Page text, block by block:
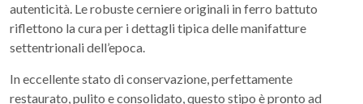
autenticità. Le robuste cerniere originali in ferro battuto
riflettono la cura per i dettagli tipica delle manifatture
settentrionali dell’epoca.
In eccellente stato di conservazione, perfettamente
restaurato, pulito e consolidato, questo stipo è pronto ad